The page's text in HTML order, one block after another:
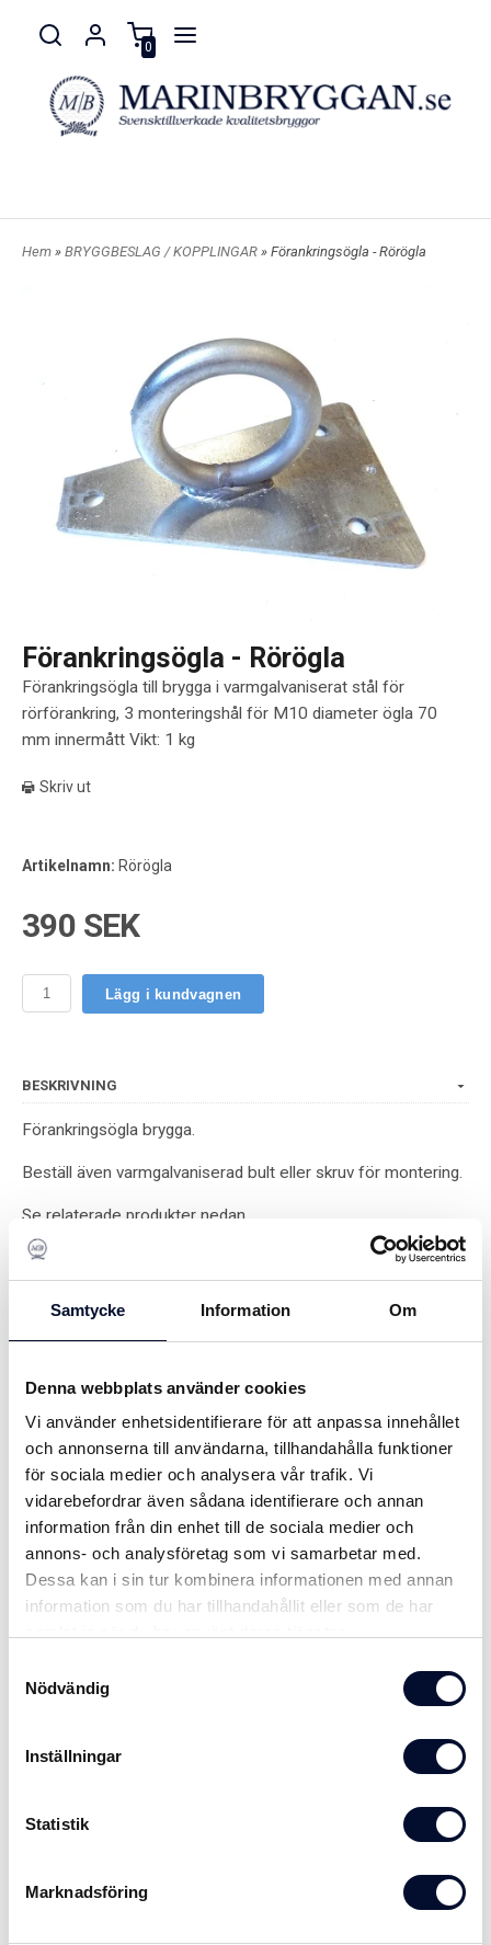
Samtycke Information Om
Denna webbplats använder cookies
Vi använder enhetsidentifierare för att anpassa innehållet
och annonserna till användarna, tillhandahålla funktioner
för sociala medier och analysera vår trafik. Vi
vidarebefordrar även sådana identifierare och annan
information från din enhet till de sociala medier och
annons- och analysföretag som vi samarbetar med.
Dessa kan i sin tur kombinera informationen med annan
information som du har tillhandahållit eller som de har
Nödvändig
Inställningar
Statistik
Marknadsföring
0
Hem » BRYGGBESLAG / KOPPLINGAR » Förankringsögla - Rörögla
Förankringsögla - Rörögla
Förankringsögla till brygga i varmgalvaniserat stål för
rörförankring, 3 monteringshål för M10 diameter ögla 70
mm innermått Vikt: 1 kg
Skriv ut
Artikelnamn: Rörögla
390 SEK
Lägg i kundvagnen
BESKRIVNING
Förankringsögla brygga.
Beställ även varmgalvaniserad bult eller skruv för montering.
Se relaterade produkter nedan
SPECIFIKATIONER
DELA
rörförankring av bryggan. Standard:
Röskyddshuv för våra galvrör 60
mm yttermått tillverkad i UV-